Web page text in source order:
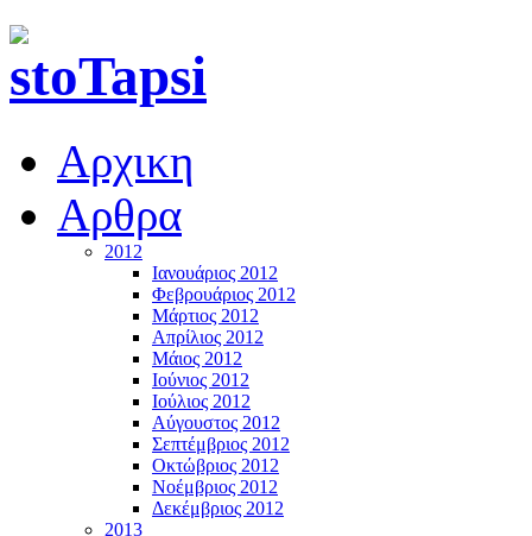
Αρχικη
Αρθρα
2012
Ιανουάριος 2012
Φεβρουάριος 2012
Μάρτιος 2012
Απρίλιος 2012
Μάιος 2012
Ιούνιος 2012
Ιούλιος 2012
Αύγουστος 2012
Σεπτέμβριος 2012
Οκτώβριος 2012
Νοέμβριος 2012
Δεκέμβριος 2012
2013